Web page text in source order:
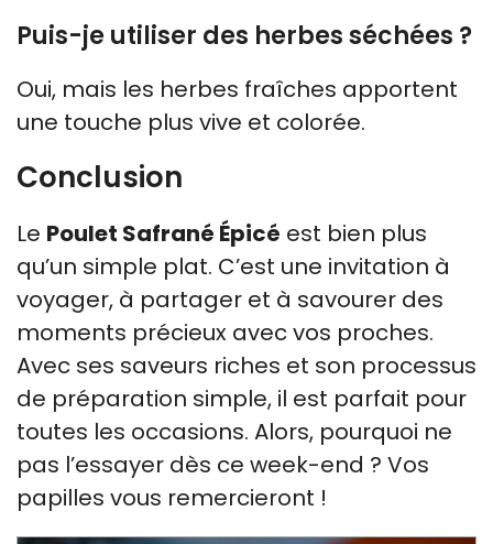
Puis-je utiliser des herbes séchées ?
Oui, mais les herbes fraîches apportent
une touche plus vive et colorée.
Conclusion
Le Poulet Safrané Épicé est bien plus
qu’un simple plat. C’est une invitation à
voyager, à partager et à savourer des
moments précieux avec vos proches.
Avec ses saveurs riches et son processus
de préparation simple, il est parfait pour
toutes les occasions. Alors, pourquoi ne
pas l’essayer dès ce week-end ? Vos
papilles vous remercieront !